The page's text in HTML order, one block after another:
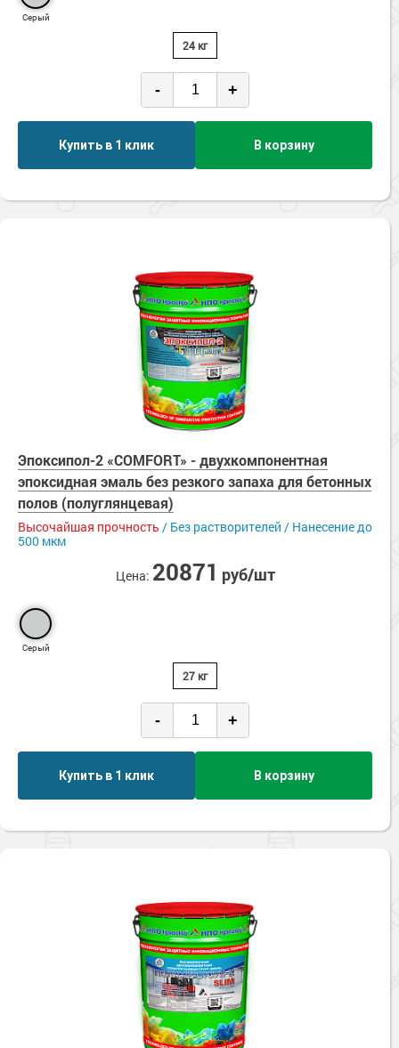
Серый
24 кг
- +
Купить в 1 клик В корзину
Эпоксипол-2 «COMFORT» - двухкомпонентная
эпоксидная эмаль без резкого запаха для бетонных
полов (полуглянцевая)
Высочайшая прочность / Без растворителей / Нанесение до
500 мкм
Цена: 20871 руб/шт
Серый
27 кг
- +
Купить в 1 клик В корзину